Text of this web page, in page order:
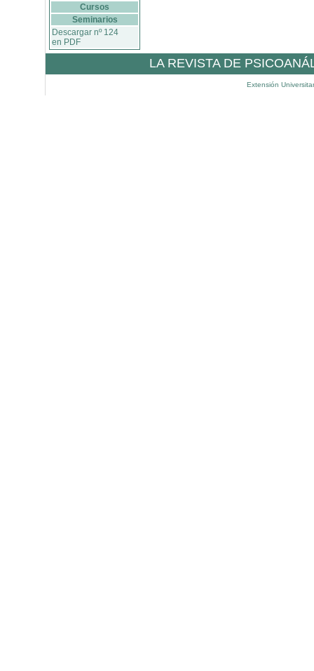
Cursos
Seminarios
Descargar nº 124
en PDF
LA REVISTA DE
Extensión